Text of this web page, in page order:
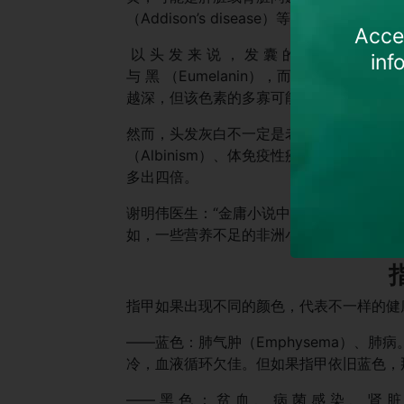
（Addison’s disease）等。
以 头 发 来 说 ， 发 囊 的 色 素 干 细
与 黑 （Eumelanin），而这两种色素蛋白
越深，但该色素的多寡可能随时间改变，
然而，头发灰白不一定是老化，也可能是
（Albinism）、体免疫性疾病如白癜风（
多出四倍。
谢明伟医生：“金庸小说中的人物，头发可
如，一些营养不足的非洲小孩，身材瘦 削
指甲如果出现不同的颜色，代表不一样的
——蓝色：肺气肿（Emphysema）、肺病
冷，血液循环欠佳。但如果指甲依旧蓝色
—— 黑 色 ： 贫 血 、 病 菌 感 染 、 肾 脏